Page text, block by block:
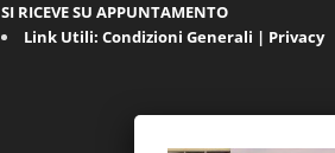
SI RICEVE SU APPUNTAMENTO
Link Utili:Condizioni Generali | Privacy